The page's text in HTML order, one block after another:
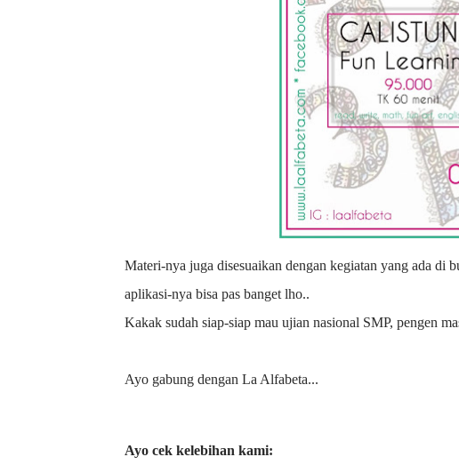
Materi-nya juga disesuaikan dengan kegiatan yang ada di bulan tersebut, misalkan hari Kartini atau hari Pahlawan, jadi
aplikasi-nya bisa pas banget lho..
Kakak sudah siap-siap mau ujian nasional SMP, pengen
Ayo gabung dengan La Alfabeta...
Ayo cek kelebihan kami: